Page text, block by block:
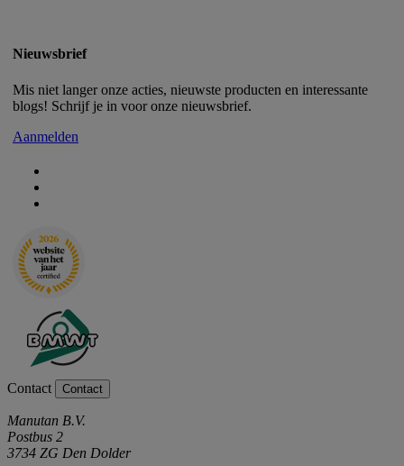
Nieuwsbrief
Mis niet langer onze acties, nieuwste producten en interessante
blogs! Schrijf je in voor onze nieuwsbrief.
Aanmelden
Contact Contact
Manutan B.V.
Postbus 2
3734 ZG Den Dolder